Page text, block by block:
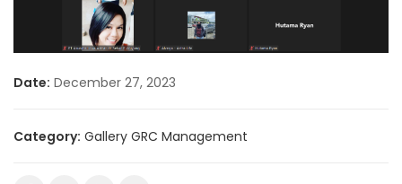
Date: December 27, 2023
Category: Gallery GRC Management